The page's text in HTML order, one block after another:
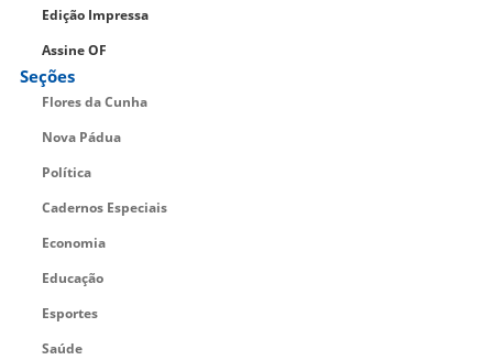
Edição Impressa
Assine OF
Seções
Flores da Cunha
Nova Pádua
Política
Cadernos Especiais
Economia
Educação
Esportes
Saúde